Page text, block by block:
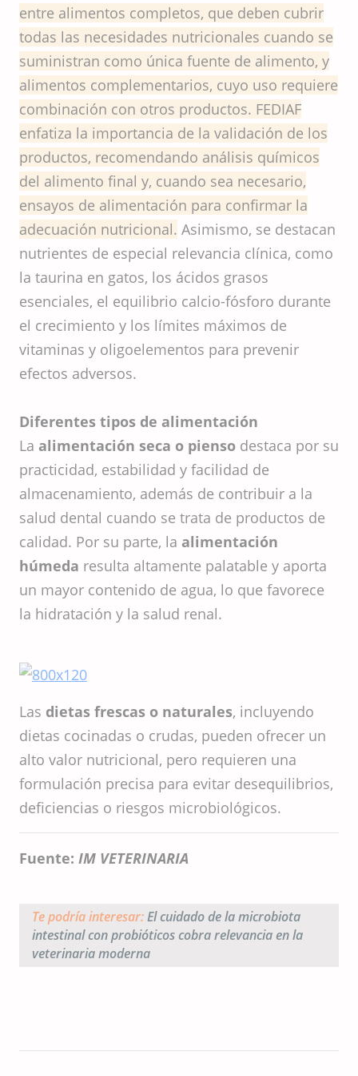
entre alimentos completos, que deben cubrir
todas las necesidades nutricionales cuando se
suministran como única fuente de alimento, y
alimentos complementarios, cuyo uso requiere
combinación con otros productos. FEDIAF
enfatiza la importancia de la validación de los
productos, recomendando análisis químicos
del alimento final y, cuando sea necesario,
ensayos de alimentación para confirmar la
adecuación nutricional. Asimismo, se destacan
nutrientes de especial relevancia clínica, como
la taurina en gatos, los ácidos grasos
esenciales, el equilibrio calcio-fósforo durante
el crecimiento y los límites máximos de
vitaminas y oligoelementos para prevenir
efectos adversos.
Diferentes tipos de alimentación
La alimentación seca o pienso destaca por su
practicidad, estabilidad y facilidad de
almacenamiento, además de contribuir a la
salud dental cuando se trata de productos de
calidad. Por su parte, la alimentación
húmeda resulta altamente palatable y aporta
un mayor contenido de agua, lo que favorece
la hidratación y la salud renal.
Las dietas frescas o naturales, incluyendo
dietas cocinadas o crudas, pueden ofrecer un
alto valor nutricional, pero requieren una
formulación precisa para evitar desequilibrios,
deficiencias o riesgos microbiológicos.
Fuente: IM VETERINARIA
Te podría interesar:El cuidado de la microbiota
intestinal con probióticos cobra relevancia en la
veterinaria moderna